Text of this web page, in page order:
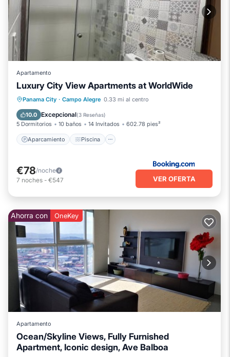
Apartamento
Luxury City View Apartments at WorldWide
Panama City · Campo Alegre 0.33 mi al centro
10.0 Excepcional(3 Reseñas)
5 Dormitorios 10 baños 14 Invitados 602.78 pies²
Aparcamiento Piscina
Aparcamiento
Piscina
Balcón/Terraza
€78/noche
7 noches - €547 VER OFERTA
Ahorra con OneKey
Apartamento
Ocean/Skyline Views, Fully Furnished
Apartment, Iconic design, Ave Balboa